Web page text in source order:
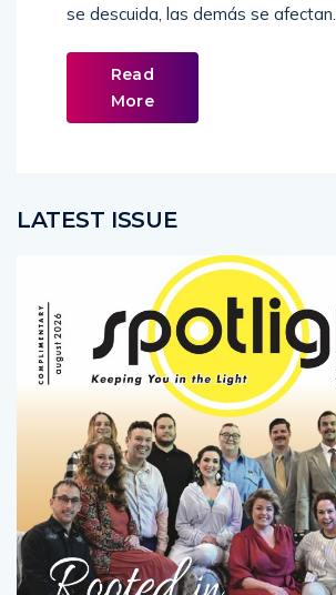
se descuida, las demás se afectan.
Read
More
LATEST ISSUE